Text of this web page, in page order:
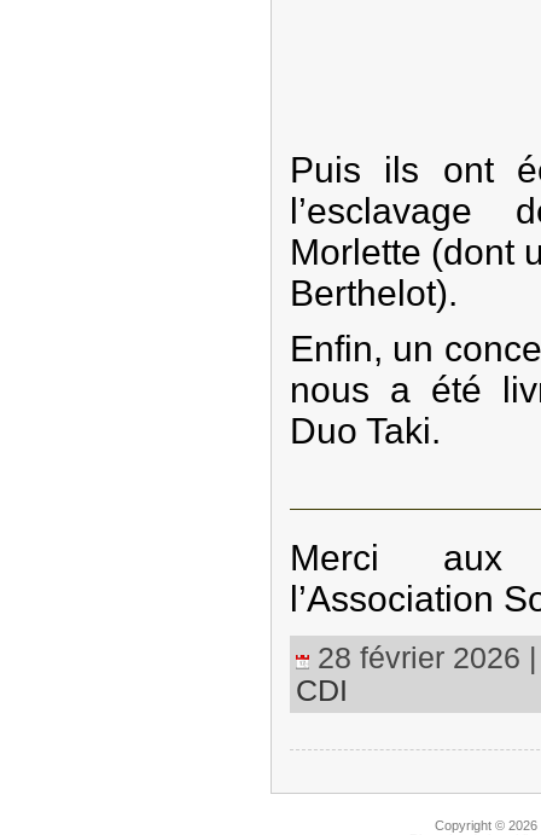
Puis ils ont
Morlette (dont
Berthelot).
Enfin, un
nous a été
Duo Taki.
Merci aux
l’Association
28 février 2026
CDI
Copyright © 2026